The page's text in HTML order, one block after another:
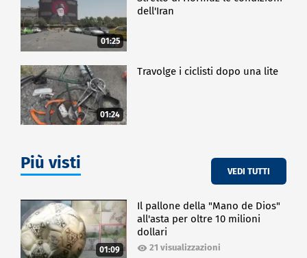
01:25
dell'Iran
01:24
Travolge i ciclisti dopo una lite
Più visti VEDI TUTTI
01:09
Il pallone della "Mano de Dios"
all'asta per oltre 10 milioni
dollari
21 visualizzazioni